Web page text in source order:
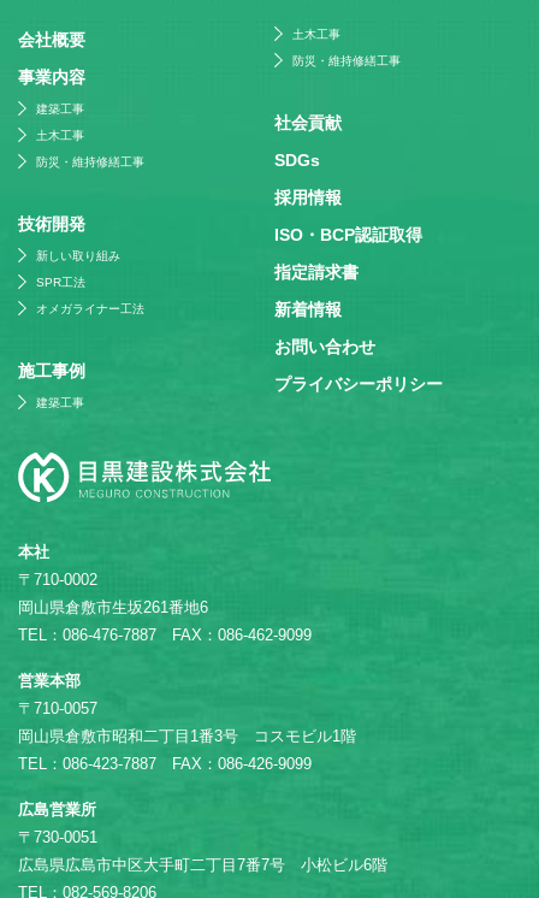
本社
〒710-0002
岡山県倉敷市生坂261番地6
TEL：086-476-7887 FAX：086-462-9099
営業本部
〒710-0057
岡山県倉敷市昭和二丁目1番3号 コスモビル1階
TEL：086-423-7887 FAX：086-426-9099
広島営業所
〒730-0051
広島県広島市中区大手町二丁目7番7号 小松ビル6階
TEL：082-569-8206
会社概要
事業内容
建築工事
土木工事
防災・維持修繕工事
技術開発
新しい取り組み
SPR工法
オメガライナー工法
施⼯事例
建築工事
土木工事
防災・維持修繕工事
社会貢献
SDGs
採⽤情報
ISO・BCP認証取得
指定請求書
新着情報
お問い合わせ
プライバシーポリシー